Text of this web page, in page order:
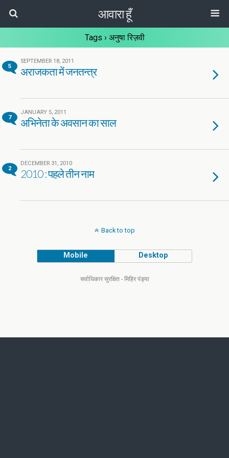
आवारा हूँ
Tags › अनुषा रिज़वी
5
SEPTEMBER 18, 2011
अराजकता में जनतन्त्र
7
JANUARY 5, 2011
अभिनेता के अवसान का साल
2
DECEMBER 31, 2010
2010 : पहले तीन नाम
Back to top
Mobile Desktop
सर्वाधिकार सुरक्षित - मिहिर पंड्या